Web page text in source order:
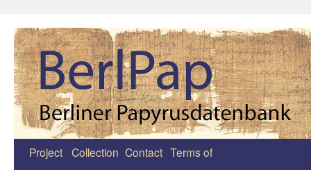
Zum
Project Collection Contact Terms of